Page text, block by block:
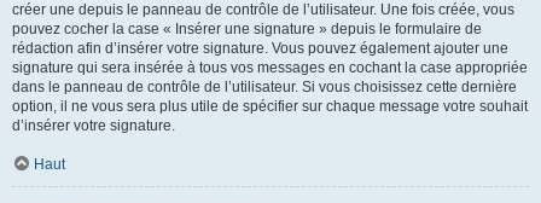
créer une depuis le panneau de contrôle de l’utilisateur. Une fois créée, vous
pouvez cocher la case « Insérer une signature » depuis le formulaire de
rédaction afin d’insérer votre signature. Vous pouvez également ajouter une
signature qui sera insérée à tous vos messages en cochant la case appropriée
dans le panneau de contrôle de l’utilisateur. Si vous choisissez cette dernière
option, il ne vous sera plus utile de spécifier sur chaque message votre souhait
d’insérer votre signature.
Haut